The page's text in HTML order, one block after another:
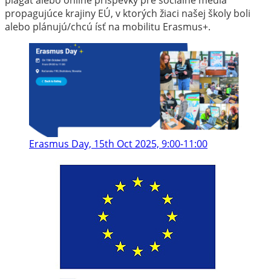
propagujúce krajiny EÚ, v ktorých žiaci našej školy boli
alebo plánujú/chcú ísť na mobilitu Erasmus+.
Erasmus Day, 15th Oct 2025, 9:00-11:00